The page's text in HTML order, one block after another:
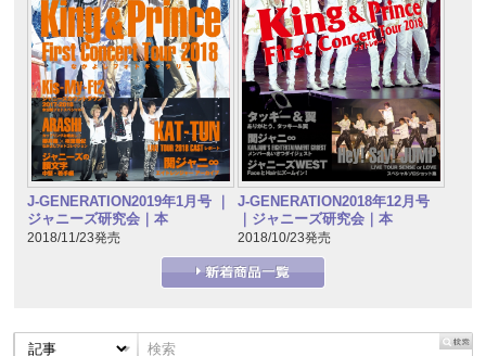
J-GENERATION2019年1月号 ｜
ジャニーズ研究会｜本
2018/11/23発売
J-GENERATION2018年12月号
｜ジャニーズ研究会｜本
2018/10/23発売